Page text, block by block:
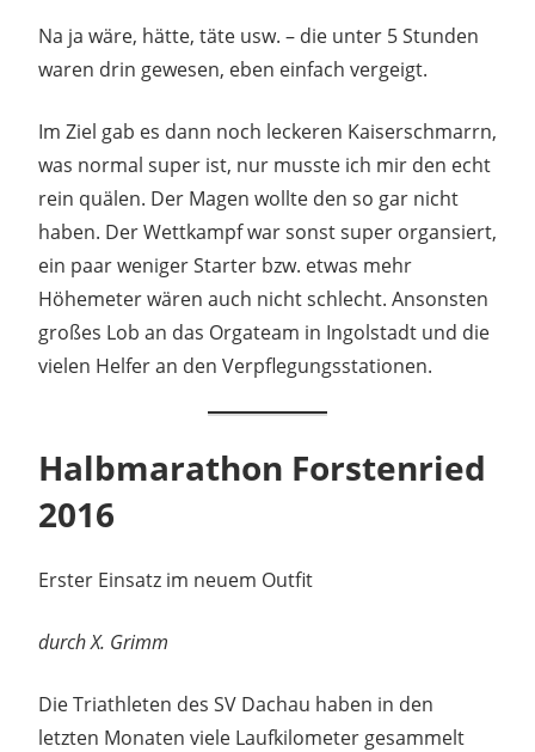
Na ja wäre, hätte, täte usw. – die unter 5 Stunden
waren drin gewesen, eben einfach vergeigt.
Im Ziel gab es dann noch leckeren Kaiserschmarrn,
was normal super ist, nur musste ich mir den echt
rein quälen. Der Magen wollte den so gar nicht
haben. Der Wettkampf war sonst super organsiert,
ein paar weniger Starter bzw. etwas mehr
Höhemeter wären auch nicht schlecht. Ansonsten
großes Lob an das Orgateam in Ingolstadt und die
vielen Helfer an den Verpflegungsstationen.
Halbmarathon Forstenried
2016
Erster Einsatz im neuem Outfit
durch X. Grimm
Die Triathleten des SV Dachau haben in den
letzten Monaten viele Laufkilometer gesammelt